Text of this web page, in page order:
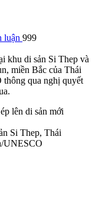
luận 999
khu di sản Si Thep và
miền Bắc của Thái
qua nghị quyết
Si Thep, Thái
UNESCO